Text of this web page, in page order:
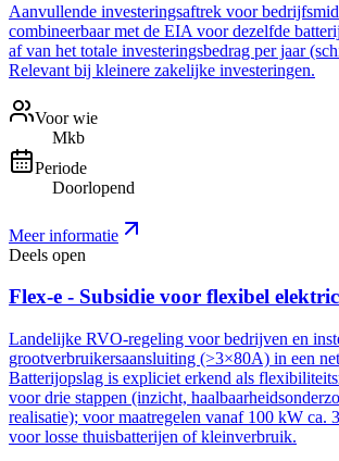
Aanvullende investeringsaftrek voor
combineerbaar met de EIA voor dezelfde
af van het totale investeringsbedrag per jaar
Relevant bij kleinere zakelijke investeringen.
Voor wie
Mkb
Periode
Doorlopend
Meer informatie
Deels open
Flex-e - Subsidie voor flexibel
Landelijke RVO-regeling voor bedrijven en
grootverbruikersaansluiting (>3×80A) in een
Batterijopslag is expliciet erkend als
voor drie stappen (inzicht,
realisatie); voor maatregelen vanaf 100 kW ca.
voor losse thuisbatterijen of kleinverbruik.